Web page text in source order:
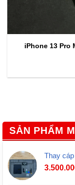
iPhone 13 Pro
SẢN PHẨM
Thay